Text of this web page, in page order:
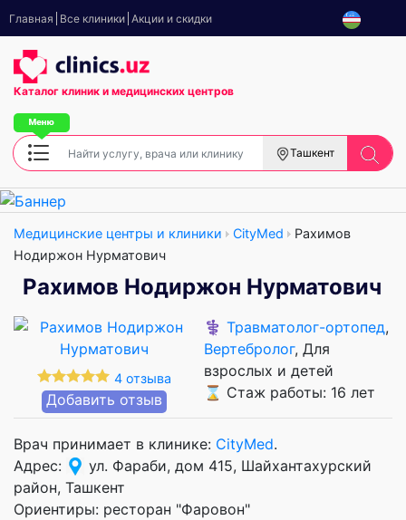
Главная Все клиники Акции и скидки
Каталог клиник и медицинских центров
Ташкент
Медицинские центры и клиники CityMed
Рахимов
Нодиржон Нурматович
Рахимов Нодиржон Нурматович
4 отзыва
Добавить отзыв
⚕️ Травматолог-ортопед,
Вертебролог, Для
взрослых и детей
⌛ Стаж работы: 16 лет
Врач принимает в клинике: CityMed.
Адрес:
ул. Фараби, дом 415, Шайхантахурский
район, Ташкент
Ориентиры: ресторан "Фаровон"